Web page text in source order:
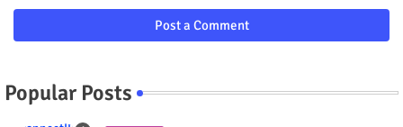
Post a Comment
Popular Posts